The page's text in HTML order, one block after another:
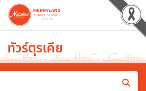
ทัวร์ตุรเคีย